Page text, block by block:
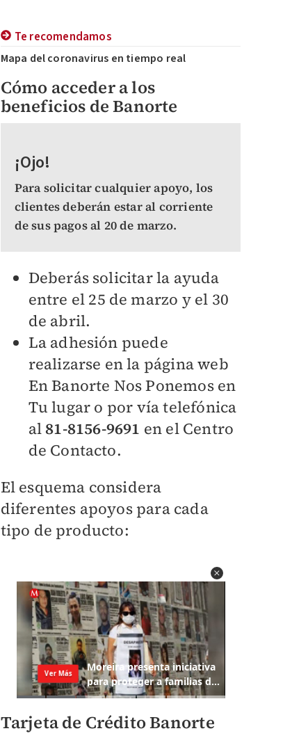
Te recomendamos
Mapa del coronavirus en tiempo real
Cómo acceder a los
beneficios de Banorte
¡Ojo!
Para solicitar cualquier apoyo, los
clientes deberán estar al corriente
de sus pagos al 20 de marzo.
Deberás solicitar la ayuda
entre el 25 de marzo y el 30
de abril.
La adhesión puede
realizarse en la página web
En Banorte Nos Ponemos en
Tu lugar o por vía telefónica
al 81-8156-9691 en el Centro
de Contacto.
El esquema considera
diferentes apoyos para cada
tipo de producto:
Tarjeta de Crédito Banorte